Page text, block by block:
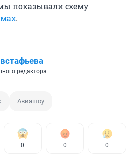
показывали схему
.
редактора
Авиашоу
0 0 0